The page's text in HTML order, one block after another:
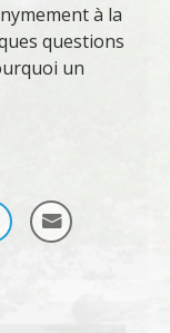
à la
questions
un